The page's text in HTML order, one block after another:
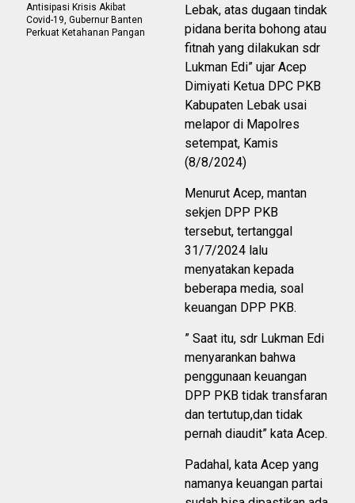
Lebak, atas dugaan tindak
pidana berita bohong atau
fitnah yang dilakukan sdr
Lukman Edi” ujar Acep
Dimiyati Ketua DPC PKB
Kabupaten Lebak usai
melapor di Mapolres
setempat, Kamis
(8/8/2024)
Menurut Acep, mantan
sekjen DPP PKB
tersebut, tertanggal
31/7/2024 lalu
menyatakan kepada
beberapa media, soal
keuangan DPP PKB.
” Saat itu, sdr Lukman Edi
menyarankan bahwa
penggunaan keuangan
DPP PKB tidak transfaran
dan tertutup,dan tidak
pernah diaudit” kata Acep.
Padahal, kata Acep yang
namanya keuangan partai
Antisipasi Krisis Akibat
Covid-19, Gubernur Banten
Perkuat Ketahanan Pangan